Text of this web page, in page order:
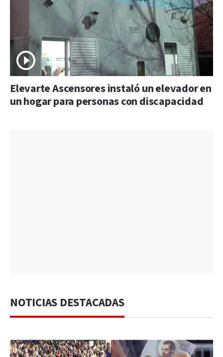
Elevarte Ascensores instaló un elevador en
un hogar para personas con discapacidad
NOTICIAS DESTACADAS